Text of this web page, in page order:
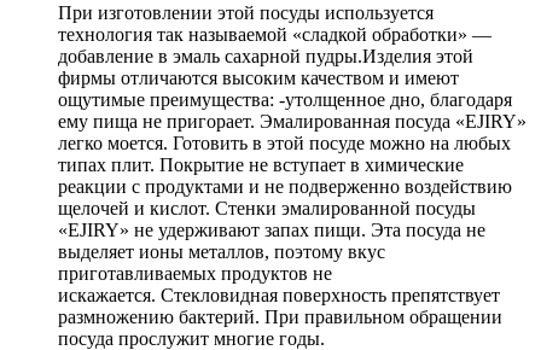
При изготовлении этой посуды используется
технология так называемой «сладкой обработки» —
добавление в эмаль сахарной пудры.Изделия этой
фирмы отличаются высоким качеством и имеют
ощутимые преимущества: -утолщенное дно, благодаря
ему пища не пригорает. Эмалированная посуда «EJIRY»
легко моется. Готовить в этой посуде можно на любых
типах плит. Покрытие не вступает в химические
реакции с продуктами и не подверженно воздействию
щелочей и кислот. Стенки эмалированной посуды
«EJIRY» не удерживают запах пищи. Эта посуда не
выделяет ионы металлов, поэтому вкус
приготавливаемых продуктов не
искажается. Стекловидная поверхность препятствует
размножению бактерий. При правильном обращении
посуда прослужит многие годы.